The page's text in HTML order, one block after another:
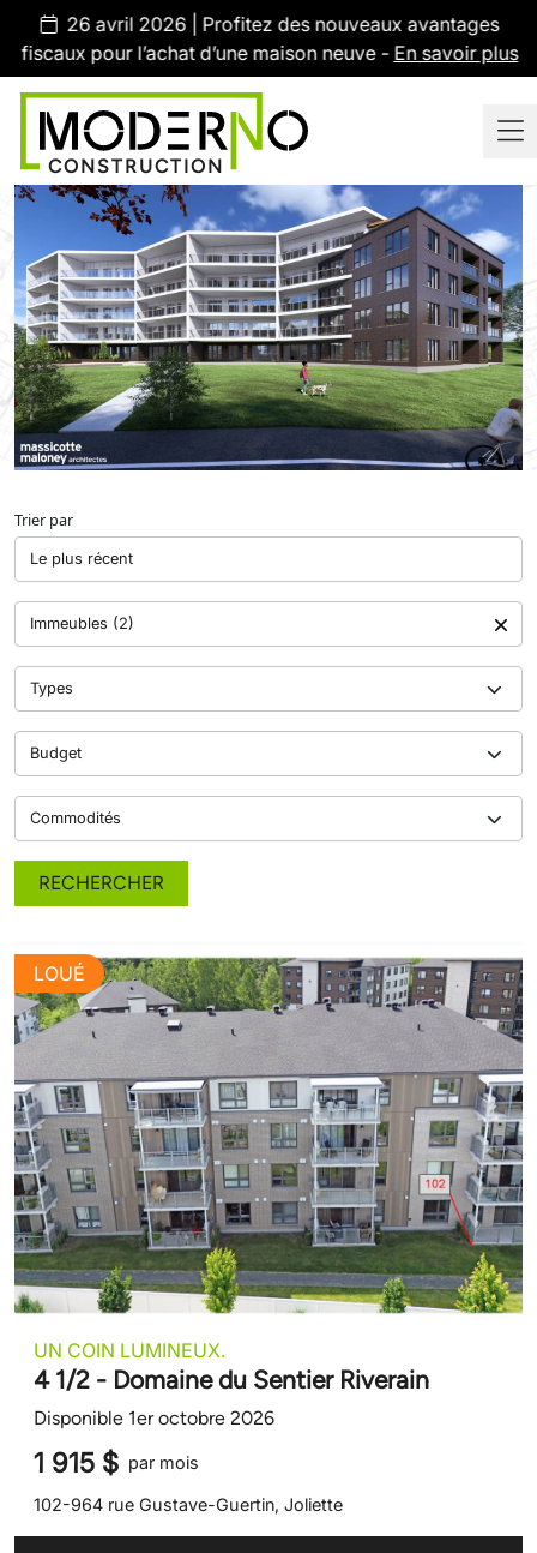
26 avril 2026 | Profitez des nouveaux avantages
fiscaux pour l’achat d’une maison neuve - En savoir plus
CONSTRUCTION
LOCATION
Trier par
Le plus récent
Immeubles (2)
Types
Budget
Commodités
RECHERCHER
LOUÉ
UN COIN LUMINEUX.
4 1/2 - Domaine du Sentier Riverain
Disponible 1er octobre 2026
1 915 $ par mois
102-964 rue Gustave-Guertin, Joliette